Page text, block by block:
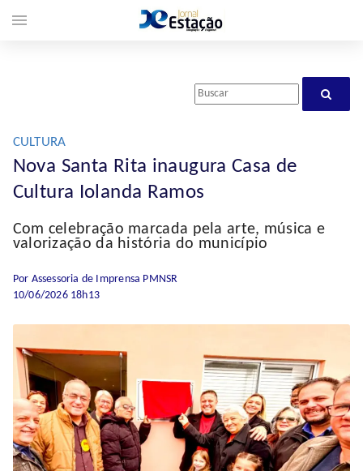
CULTURA
Nova Santa Rita inaugura Casa de
Cultura Iolanda Ramos
Com celebração marcada pela arte, música e
valorização da história do município
Por Assessoria de Imprensa PMNSR
10/06/2026 18h13
menu